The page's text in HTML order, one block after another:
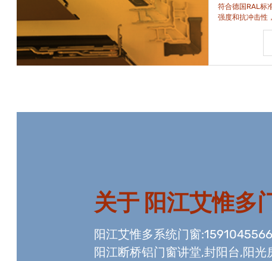
88平开窗是门窗技术新时代的门窗系统。可实现较
大的阳光进入并获得更多的太阳能，良好的操作及
可靠的功能。保养方便，牢固耐用。
宝贝详情
符合德国RAL标
强度和抗冲击性
和刚性的要求。
关于 阳江艾惟多
阳江艾惟多系统门窗
阳江断桥铝门窗讲堂,封阳台,阳